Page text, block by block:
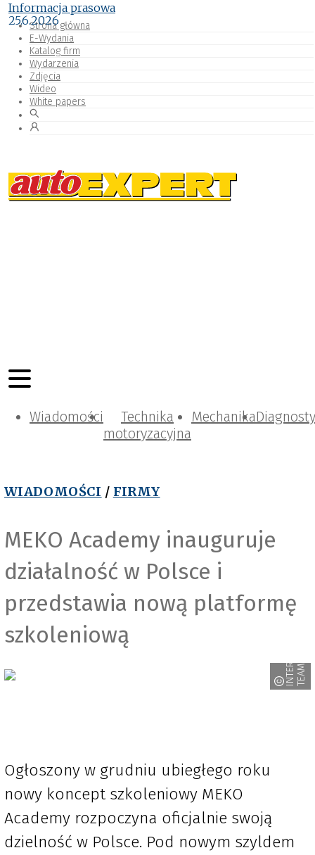
Strona główna
E-Wydania
Katalog firm
Wydarzenia
Zdjęcia
Wideo
White papers
Wiadomości
Technika
motoryzacyjna
Mechanika
WIADOMOŚCI / FIRMY
MEKO Academy inauguruje
działalność w Polsce i
przedstawia nową platformę
szkoleniową
I
N
T
ER
-
T
E
AM
Informacja prasowa
25.6.2026
Ogłoszony w grudniu ubiegłego roku
nowy koncept szkoleniowy MEKO
Academy rozpoczyna oficjalnie swoją
dzielność w Polsce. Pod nowym szyldem